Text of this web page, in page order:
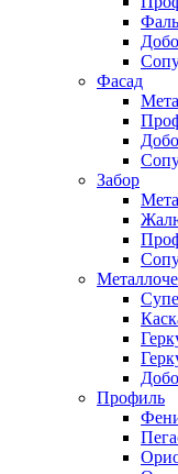
Фасад
Забор
Профиль